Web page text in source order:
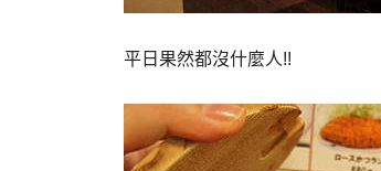
平日果然都沒什麼人!!